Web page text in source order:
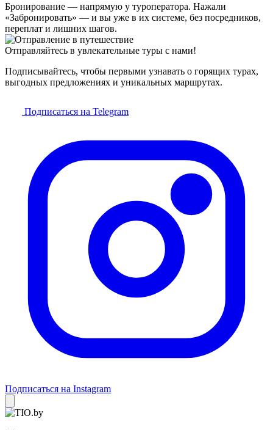
Бронирование — напрямую у туроператора. Нажали
«Забронировать» — и вы уже в их системе, без посредников,
переплат и лишних шагов.
Отправляйтесь в увлекательные туры с нами!
Подписывайтесь, чтобы первыми узнавать о горящих турах,
выгодных предложениях и уникальных маршрутах.
Подписаться на Telegram
Подписаться на Instagram